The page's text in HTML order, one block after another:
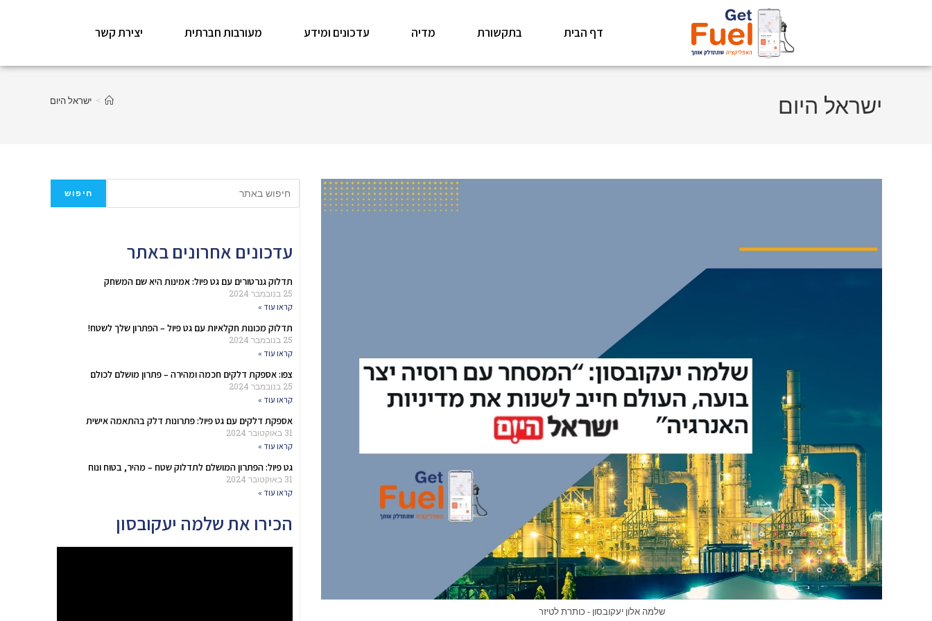
דף הבית בתקשורת מדיה עדכונים ומידע מעורבות חברתית יצירת קשר
ישראל היום > ישראל היום
שלמה אלון יעקובסון - כותרת לטיזר
חיפוש
עדכונים אחרונים באתר
תדלוק גנרטורים עם גט פיול: אמינות היא שם המשחק
25 בנובמבר 2024
קראו עוד »
תדלוק מכונות חקלאיות עם גט פיול – הפתרון שלך לשטח!
25 בנובמבר 2024
קראו עוד »
צפו: אספקת דלקים חכמה ומהירה – פתרון מושלם לכולם
25 בנובמבר 2024
קראו עוד »
אספקת דלקים עם גט פיול: פתרונות דלק בהתאמה אישית
31 באוקטובר 2024
קראו עוד »
גט פיול: הפתרון המושלם לתדלוק שטח – מהיר, בטוח ונוח
31 באוקטובר 2024
קראו עוד »
הכירו את שלמה יעקובסון